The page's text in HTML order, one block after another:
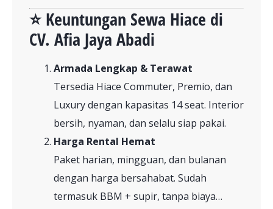
⭐ Keuntungan Sewa Hiace di
CV. Afia Jaya Abadi
Armada Lengkap & Terawat
Tersedia Hiace Commuter, Premio, dan
Luxury dengan kapasitas 14 seat. Interior
bersih, nyaman, dan selalu siap pakai.
Harga Rental Hemat
Paket harian, mingguan, dan bulanan
dengan harga bersahabat. Sudah
termasuk BBM + supir, tanpa biaya…